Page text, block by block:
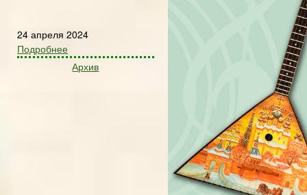
24 апреля 2024
Подробнее
Архив